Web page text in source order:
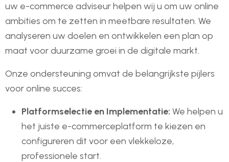
uw e-commerce adviseur helpen wij u om uw online
ambities om te zetten in meetbare resultaten. We
analyseren uw doelen en ontwikkelen een plan op
maat voor duurzame groei in de digitale markt.
Onze ondersteuning omvat de belangrijkste pijlers
voor online succes:
Platformselectie en Implementatie: We helpen u
het juiste e-commerceplatform te kiezen en
configureren dit voor een vlekkeloze,
professionele start.